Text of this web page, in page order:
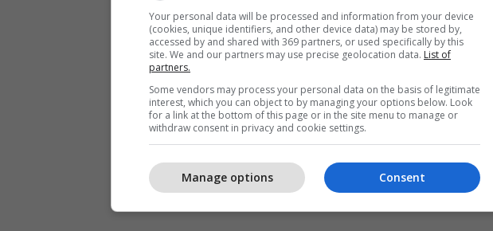
Your personal data will be processed and information from your device
(cookies, unique identifiers, and other device data) may be stored by,
accessed by and shared with 369 partners, or used specifically by this
site. We and our partners may use precise geolocation data. List of
partners.
Some vendors may process your personal data on the basis of legitimate
interest, which you can object to by managing your options below. Look
for a link at the bottom of this page or in the site menu to manage or
withdraw consent in privacy and cookie settings.
Consent
Manage options